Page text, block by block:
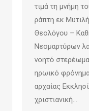
τιμά τη μνήμη
ράπτη εκ
Θεολόγου –
Νεομαρτύρων
νοητό
ηρωικό
αρχαίας
χριστιανική…